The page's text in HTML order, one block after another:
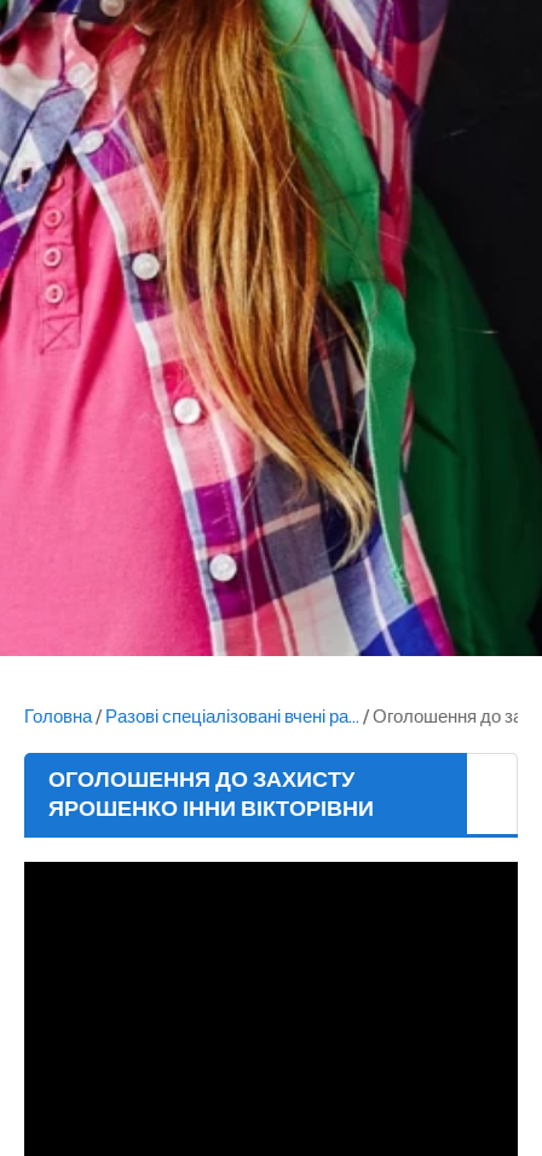
Головна/ Разові спеціалізовані вчені ра... /Оголошення до
ОГОЛОШЕННЯ ДО ЗАХИСТУ
ЯРОШЕНКО ІННИ ВІКТОРІВНИ